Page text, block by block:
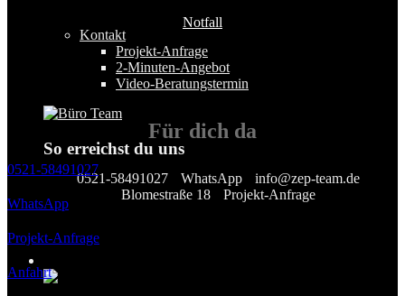
Kontakt
Projekt-Anfrage
2-Minuten-Angebot
Video-Beratungstermin
So erreichst du uns
0521-58491027 WhatsApp
info@zep-team.de
Blomestraße 18
Projekt-Anfrage
Notfall
Für dich da
0521-58491027
WhatsApp
Projekt-Anfrage
Anfahrt